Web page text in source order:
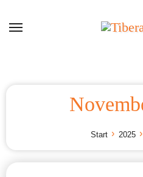
Inhalt
Start 2025